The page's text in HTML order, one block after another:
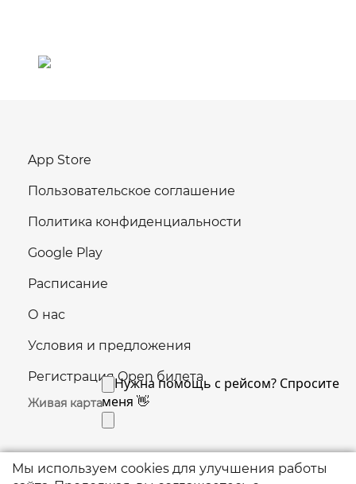
App Store
Пользовательское соглашение
Политика конфиденциальности
Google Play
Расписание
О нас
Условия и предложения
Регистрация Open билета
Живая карта
Мы используем cookies для улучшения работы